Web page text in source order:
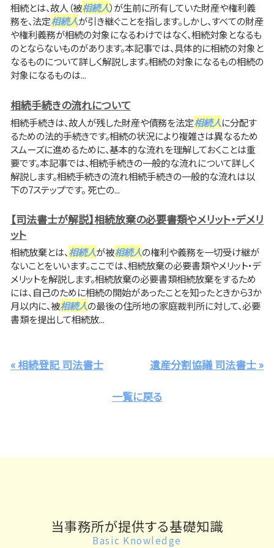
相続とは、故人（被相続人）が生前に所有していた財産や権利義
務を、法定相続人が引き継ぐことを指します。しかし、すべての財産
や権利義務が相続の対象になるわけではなく、相続対象となるも
のとならないものがあります。本記事では、具体的に相続の対象と
なるものについて詳しく解説します。相続の対象になるもの相続の
対象になるものは...
相続手続きの流れについて
相続手続きは、故人が残した財産や債務を法定相続人に分配す
るための法的手続きです。相続の状況により複雑さは異なるため
スムーズに進めるために、基本的な流れを理解しておくことは重
要です。本記事では、相続手続きの一般的な流れについて詳しく
解説します。相続手続きの流れ相続手続きの一般的な流れは以
下の7ステップです。 死亡の...
【司法書士が解説】相続放棄の必要書類やメリット・デメリ
ット
相続放棄とは、相続人が被相続人の権利や義務を一切受け継が
ないことをいいます。ここでは、相続放棄の必要書類やメリット・デ
メリットを解説します。相続放棄の必要書類相続放棄をするため
には、自己のために相続の開始があったことを知ったときから3か
月以内に、被相続人の最後の住所地の家庭裁判所に対して、必要
書類を提出して相続放...
« 相続登記 司法書士 遺産分割協議 司法書士 »
一覧に戻る
当事務所が提供する基礎知識
Basic Knowledge